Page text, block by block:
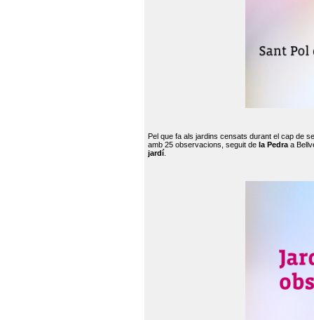
Pel que fa als jardins censats durant el cap de
amb 25 observacions, seguit de la Pedra a
jardí